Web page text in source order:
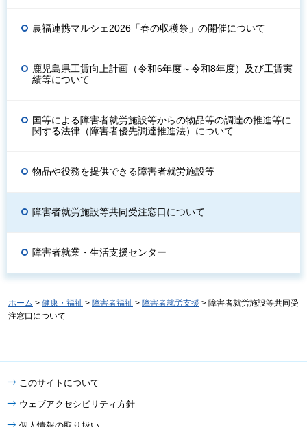
農福連携マルシェ2026「春の収穫祭」の開催について
鹿児島県工賃向上計画（令和6年度～令和8年度）及び工賃実
績等について
国等による障害者就労施設等からの物品等の調達の推進等に
関する法律（障害者優先調達推進法）について
物品や役務を提供できる障害者就労施設等
障害者就労施設等共同受注窓口について
障害者就業・生活支援センター
ホーム > 健康・福祉 > 障害者福祉 > 障害者就労支援 > 障害者就労施設等共同受
注窓口について
このサイトについて
ウェブアクセシビリティ方針